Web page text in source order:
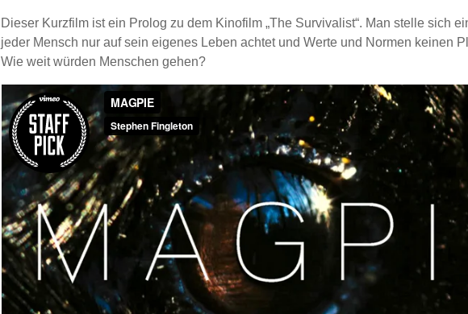
Dieser Kurzfilm ist ein Prolog zu dem Kinofilm „The Survivalist“. Man stelle sich
jeder Mensch nur auf sein eigenes Leben achtet und Werte und Normen keinen
Wie weit würden Menschen gehen?